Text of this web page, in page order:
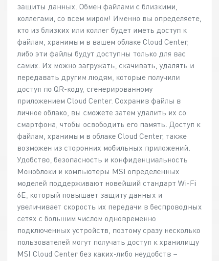
защиты данных. Обмен файлами с близкими,
коллегами, со всем миром! Именно вы определяете,
кто из близких или коллег будет иметь доступ к
файлам, хранимым в вашем облаке Cloud Center,
либо эти файлы будут доступны только для вас
самих. Их можно загружать, скачивать, удалять и
передавать другим людям, которые получили
доступ по QR-коду, сгенерированному
приложением Cloud Center. Сохранив файлы в
личное облако, вы сможете затем удалить их со
смартфона, чтобы освободить его память. Доступ к
файлам, хранимым в облаке Cloud Center, также
возможен из сторонних мобильных приложений.
Удобство, безопасность и конфиденциальность
Моноблоки и компьютеры MSI определенных
моделей поддерживают новейший стандарт Wi-Fi
6E, который повышает защиту данных и
увеличивает скорость их передачи в беспроводных
сетях с большим числом одновременно
подключенных устройств, поэтому сразу несколько
пользователей могут получать доступ к хранилищу
MSI Cloud Center без каких-либо неудобств –